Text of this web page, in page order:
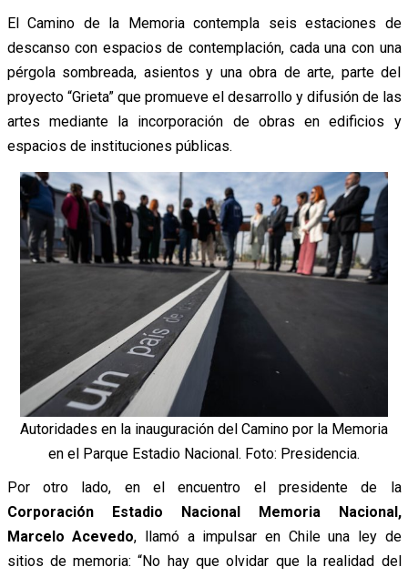
El Camino de la Memoria contempla seis estaciones de
descanso con espacios de contemplación, cada una con una
pérgola sombreada, asientos y una obra de arte, parte del
proyecto “Grieta” que promueve el desarrollo y difusión de las
artes mediante la incorporación de obras en edificios y
espacios de instituciones públicas.
Autoridades en la inauguración del Camino por la Memoria
en el Parque Estadio Nacional. Foto: Presidencia.
Por otro lado, en el encuentro el presidente de la
Corporación Estadio Nacional Memoria Nacional,
Marcelo Acevedo, llamó a impulsar en Chile una ley de
sitios de memoria: “No hay que olvidar que la realidad del